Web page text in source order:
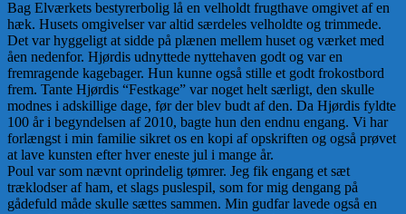
Bag Elværkets bestyrerbolig lå en velholdt frugthave omgivet af en
hæk. Husets omgivelser var altid særdeles velholdte og trimmede.
Det var hyggeligt at sidde på plænen mellem huset og værket med
åen nedenfor. Hjørdis udnyttede nyttehaven godt og var en
fremragende kagebager. Hun kunne også stille et godt frokostbord
frem. Tante Hjørdis “Festkage” var noget helt særligt, den skulle
modnes i adskillige dage, før der blev budt af den. Da Hjørdis fyldte
100 år i begyndelsen af 2010, bagte hun den endnu engang. Vi har
forlængst i min familie sikret os en kopi af opskriften og også prøvet
at lave kunsten efter hver eneste jul i mange år.
Poul var som nævnt oprindelig tømrer. Jeg fik engang et sæt
træklodser af ham, et slags puslespil, som for mig dengang på
gådefuld måde skulle sættes sammen. Min gudfar lavede også en